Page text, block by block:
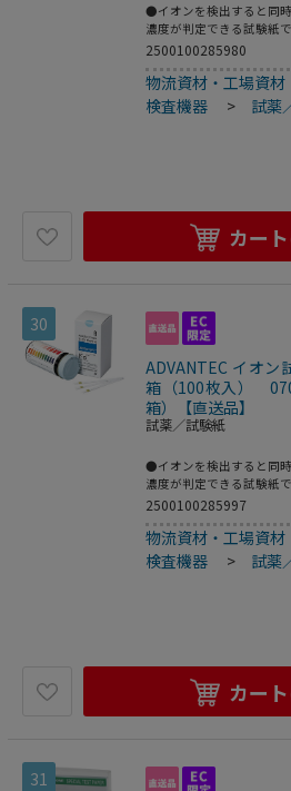
●イオンを検出すると同
濃度が判定できる試験紙
共にpHの測定も簡単に行
ちらの商品は事業者様向
2500100285980
物流資材・工場資材
検査機器
> 試薬
カー
30
ADVANTEC イオン
箱（100枚入）
箱）【直送品】
試薬／試験紙
●イオンを検出すると同
濃度が判定できる試験紙
共にpHの測定も簡単に行
●こちらの商品は事業者
2500100285997
物流資材・工場資材
検査機器
> 試薬
カー
31